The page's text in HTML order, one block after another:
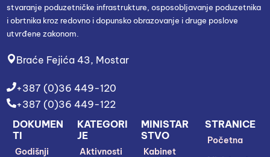
stvaranje poduzetničke infrastrukture, osposobljavanje poduzetnika
i obrtnika kroz redovno i dopunsko obrazovanje i druge poslove
utvrđene zakonom.
Braće Fejića 43, Mostar
+387 (0)36 449-120
+387 (0)36 449-122
STRANICE
Početna
MINISTAR
STVO
Kabinet
KATEGORI
JE
Aktivnosti
DOKUMEN
TI
Godišnji